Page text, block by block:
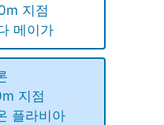
지점
메이가
지점
플라비아